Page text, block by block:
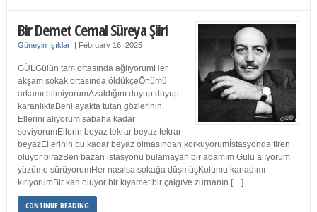
Bir Demet Cemal Süreya Şiiri
Güneyin Işıkları | February 16, 2025
GÜLGülün tam ortasında ağlıyorumHer
akşam sokak ortasında öldükçeÖnümü
arkamı bilmiyorumAzaldığını duyup duyup
karanlıktaBeni ayakta tutan gözlerinin
Ellerini alıyorum sabaha kadar
seviyorumEllerin beyaz tekrar beyaz tekrar
beyazEllerinin bu kadar beyaz olmasından korkuyorumİstasyonda tiren
oluyor birazBen bazan istasyonu bulamayan bir adamım Gülü alıyorum
yüzüme sürüyorumHer nasılsa sokağa düşmüşKolumu kanadımı
kırıyorumBir kan oluyor bir kıyamet bir çalgıVe zurnanın […]
CONTINUE READING